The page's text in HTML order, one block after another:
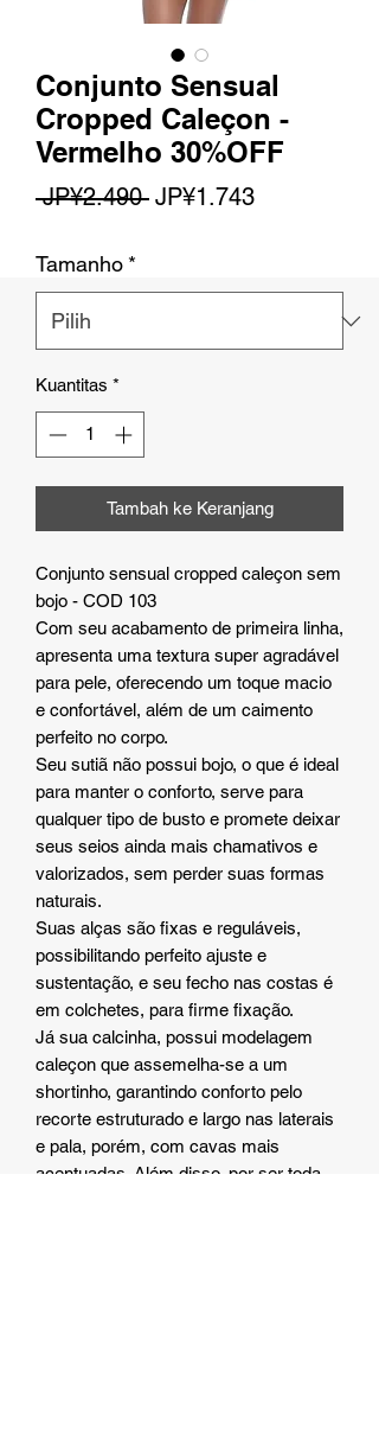
Conjunto Sensual
Cropped Caleçon -
Vermelho 30%OFF
JP¥2.490 Harga
JP¥1.743Harga
Tamanho *
Kuantitas *
Tambah ke Keranjang
Conjunto sensual cropped caleçon sem
bojo - COD 103
Com seu acabamento de primeira linha,
apresenta uma textura super agradável
para pele, oferecendo um toque macio
e confortável, além de um caimento
perfeito no corpo.
Seu sutiã não possui bojo, o que é ideal
para manter o conforto, serve para
qualquer tipo de busto e promete deixar
seus seios ainda mais chamativos e
valorizados, sem perder suas formas
naturais.
Suas alças são fixas e reguláveis,
possibilitando perfeito ajuste e
sustentação, e seu fecho nas costas é
em colchetes, para firme fixação.
Já sua calcinha, possui modelagem
caleçon que assemelha-se a um
shortinho, garantindo conforto pelo
recorte estruturado e largo nas laterais
e pala, porém, com cavas mais
acentuadas. Além disso, por ser toda